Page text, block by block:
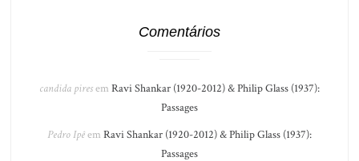
Comentários
candida piresem Ravi Shankar (1920-2012) & Philip Glass (1937):
Passages
Pedro Ipêem Ravi Shankar (1920-2012) & Philip Glass (1937):
Passages